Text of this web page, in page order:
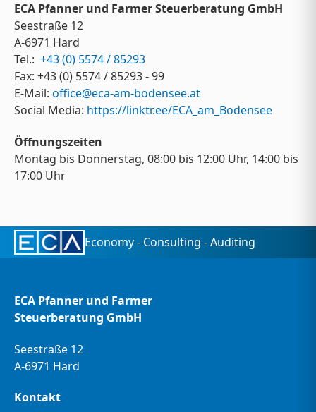
ECA Pfanner und Farmer Steuerberatung GmbH
Seestraße 12
A-6971 Hard
Tel.: +43 (0) 5574 / 85293
Fax: +43 (0) 5574 / 85293 - 99
E-Mail: office@eca-am-bodensee.at
Social Media: https://linktr.ee/ECA_am_Bodensee
Öffnungszeiten
Montag bis Donnerstag, 08:00 bis 12:00 Uhr, 14:00 bis
17:00 Uhr
Economy - Consulting - Auditing
ECA Pfanner und Farmer
Steuerberatung GmbH
Seestraße 12
A-6971 Hard
Kontakt